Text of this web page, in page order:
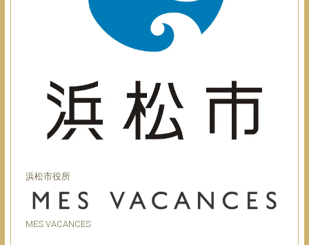
浜松市役所
MES VACANCES